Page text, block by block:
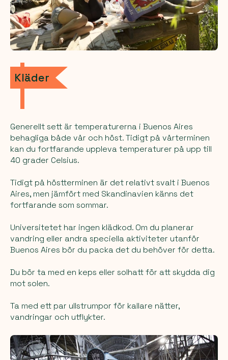
Kläder
Generellt sett är temperaturerna i Buenos Aires
behagliga både vår och höst. Tidigt på vårterminen
kan du fortfarande uppleva temperaturer på upp till
40 grader Celsius.
Tidigt på höstterminen är det relativt svalt i Buenos
Aires, men jämfört med Skandinavien känns det
fortfarande som sommar.
Universitetet har ingen klädkod. Om du planerar
vandring eller andra speciella aktiviteter utanför
Buenos Aires bör du packa det du behöver för detta.
Du bör ta med en keps eller solhatt för att skydda dig
mot solen.
Ta med ett par ullstrumpor för kallare nätter,
vandringar och utflykter.